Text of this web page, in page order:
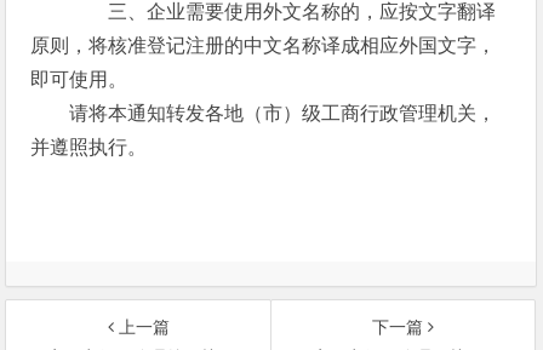
三、企业需要使用外文名称的，应按文字翻译
原则，将核准登记注册的中文名称译成相应外国文字，
即可使用。
请将本通知转发各地（市）级工商行政管理机关，
并遵照执行。
上一篇
下一篇